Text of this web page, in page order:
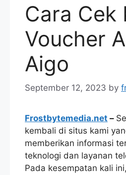
Cara Cek
Voucher
Aigo
September 12, 2023 by
Frostbytemedia.net –
kembali di situs kami
memberikan informasi
teknologi dan layanan
Pada kesempatan kali